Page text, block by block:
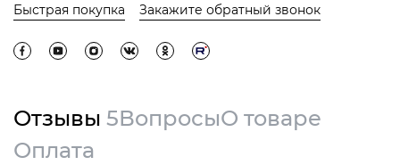
Быстрая покупка Закажите обратный звонок
Отзывы 5ВопросыО товаре
Оплата